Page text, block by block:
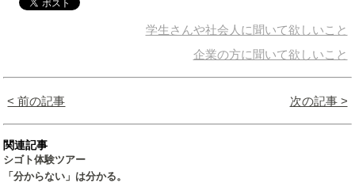
学生さんや社会人に聞いて欲しいこと
企業の方に聞いて欲しいこと
< 前の記事 次の記事 >
関連記事
シゴト体験ツアー
「分からない」は分かる。